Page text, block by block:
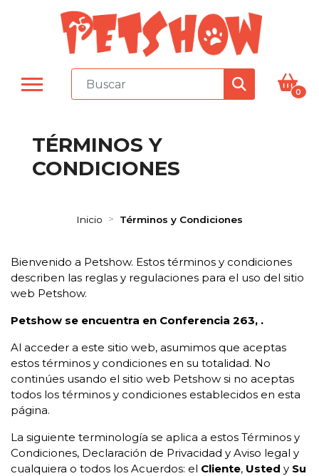
0
TÉRMINOS Y
CONDICIONES
Inicio Términos y Condiciones
Bienvenido a Petshow. Estos términos y condiciones
describen las reglas y regulaciones para el uso del sitio
web Petshow.
Petshow se encuentra en Conferencia 263, .
Al acceder a este sitio web, asumimos que aceptas
estos términos y condiciones en su totalidad. No
continúes usando el sitio web Petshow si no aceptas
todos los términos y condiciones establecidos en esta
página.
La siguiente terminología se aplica a estos Términos y
Condiciones, Declaración de Privacidad y Aviso legal y
cualquiera o todos los Acuerdos: el Cliente, Usted y Su